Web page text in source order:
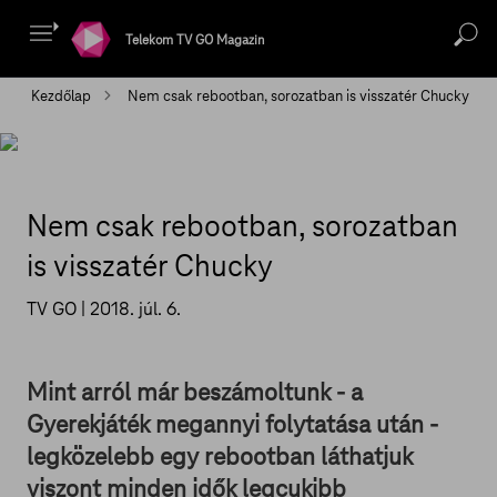
Telekom TV GO Magazin
Kezdőlap Nem csak rebootban, sorozatban is visszatér Chucky
Nem csak rebootban, sorozatban
is visszatér Chucky
TV GO | 2018. júl. 6.
Mint arról már beszámoltunk - a
Gyerekjáték megannyi folytatása után -
legközelebb egy rebootban láthatjuk
viszont minden idők legcukibb